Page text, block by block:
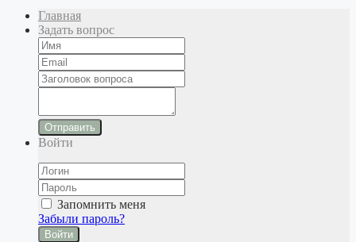
Главная
Задать вопрос
Отправить
Войти
Запомнить меня
Забыли пароль?
Войти